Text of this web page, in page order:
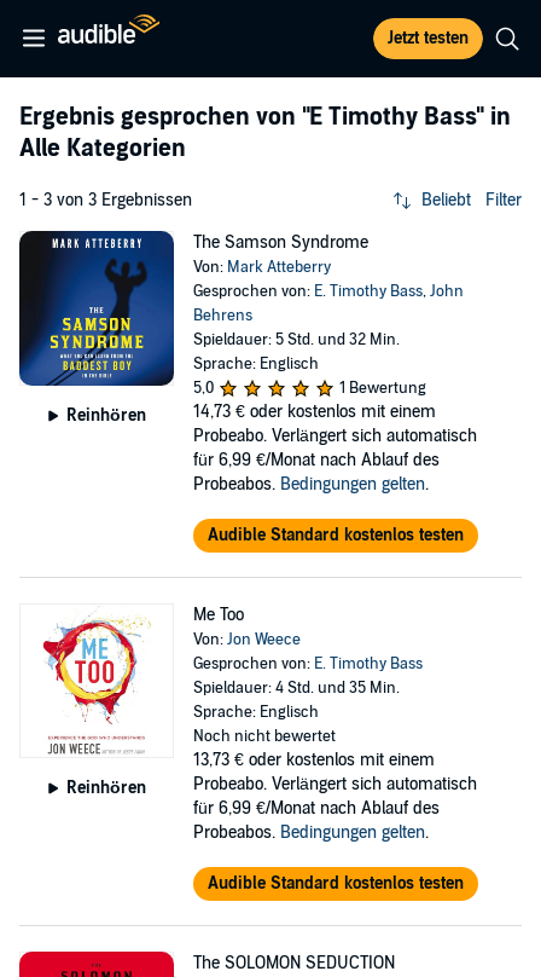
Jetzt testen
Ergebnis gesprochen von "E Timothy Bass" in
Alle Kategorien
1 - 3 von 3 Ergebnissen Beliebt Filter
Reinhören
The Samson Syndrome
Von: Mark Atteberry
Gesprochen von: E. Timothy Bass,John
Behrens
Spieldauer: 5 Std. und 32 Min.
Sprache: Englisch
5,0
1 Bewertung
14,73 € oder kostenlos mit einem
Probeabo. Verlängert sich automatisch
für 6,99 €/Monat nach Ablauf des
Probeabos. Bedingungen gelten.
Audible Standard kostenlos testen
Reinhören
Me Too
Von:Jon Weece
Gesprochen von: E. Timothy Bass
Spieldauer: 4 Std. und 35 Min.
Sprache: Englisch
Noch nicht bewertet
13,73 € oder kostenlos mit einem
Probeabo. Verlängert sich automatisch
für 6,99 €/Monat nach Ablauf des
Probeabos. Bedingungen gelten.
Audible Standard kostenlos testen
The SOLOMON SEDUCTION